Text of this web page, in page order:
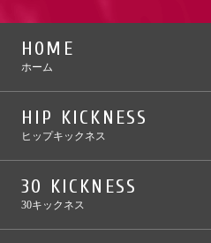
HOME
ホーム
HIP KICKNESS
ヒップキックネス
30 KICKNESS
30キックネス